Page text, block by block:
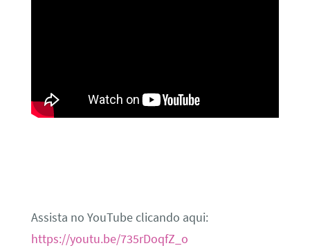
Assista no YouTubeclicando aqui:
https://youtu.be/735rDoqfZ_o